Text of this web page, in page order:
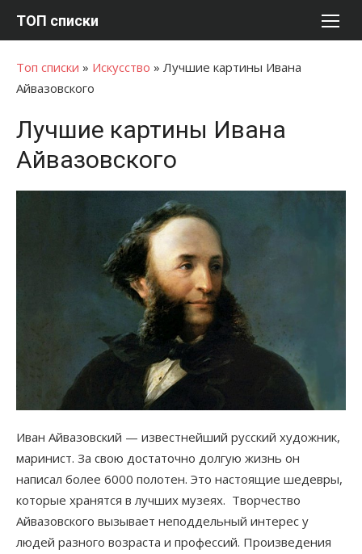
ТОП списки
Топ списки » Искусство » Лучшие картины Ивана
Айвазовского
Лучшие картины Ивана
Айвазовского
Иван Айвазовский — известнейший русский художник,
маринист. За свою достаточно долгую жизнь он
написал более 6000 полотен. Это настоящие шедевры,
которые хранятся в лучших музеях. Творчество
Айвазовского вызывает неподдельный интерес у
людей разного возраста и профессий. Произведения